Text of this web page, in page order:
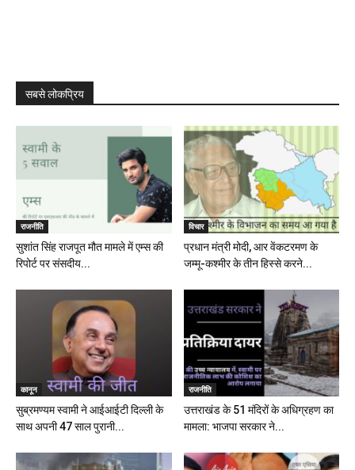
सबसे लोकप्रिय
राजनीति
सुशांत सिंह राजपूत मौत मामले में एम्स की
रिपोर्ट पर संसदीय...
विचार
प्रधान मंत्री मोदी, आर वेंकटरमण के
जम्मू-कश्मीर के तीन हिस्से करने...
कानून
सुब्रमण्यम स्वामी ने आईआईटी दिल्ली के
साथ अपनी 47 साल पुरानी...
राजनीति
उत्तराखंड के 51 मंदिरों के अधिग्रहण का
मामला: भाजपा सरकार ने...